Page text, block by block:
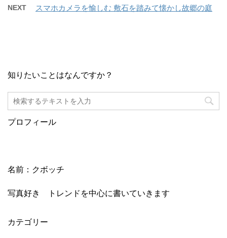
NEXT スマホカメラを愉しむ 敷石を踏みて懐かし故郷の庭
知りたいことはなんですか？
プロフィール
名前：クボッチ
写真好き トレンドを中心に書いていきます
カテゴリー